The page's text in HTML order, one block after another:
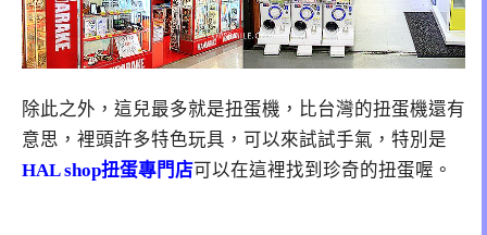
除此之外，這兒最多就是扭蛋機，比台灣的扭蛋機還有
意思，裡頭許多特色玩具，可以來試試手氣，特別是
HAL shop扭蛋專門店可以在這裡找到珍奇的扭蛋喔。